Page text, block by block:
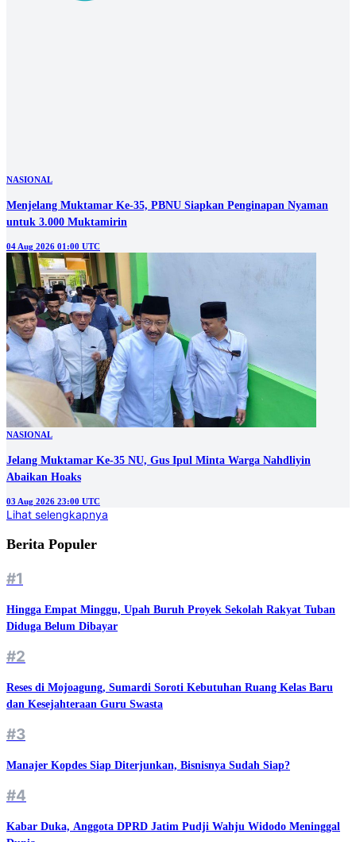
NASIONAL
Jelang Muktamar Ke-35 NU, Gus Ipul Minta Warga Nahdliyin
Abaikan Hoaks
03 Aug 2026 23:00 UTC
Lihat selengkapnya
Berita Populer
#1
Hingga Empat Minggu, Upah Buruh Proyek Sekolah Rakyat Tuban
Diduga Belum Dibayar
#2
Reses di Mojoagung, Sumardi Soroti Kebutuhan Ruang Kelas Baru
dan Kesejahteraan Guru Swasta
#3
Dunia
Khofifah
© 2026 jatimnet.com